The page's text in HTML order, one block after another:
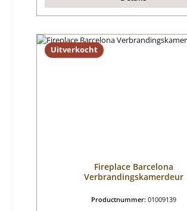
Uitverkocht
Fireplace Barcelona
Verbrandingskamerdeur
Productnummer: 01009139